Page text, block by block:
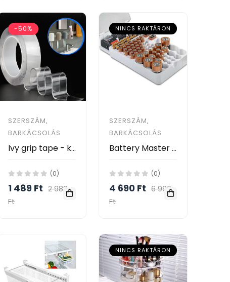
-50%
SZERSZÁM,
BARKÁCSOLÁS
Ivy grip tape - kétoldalas ragasztószalag / rendkívül erős, rugalmas, 3 méteres
(0)
1 489 Ft 2 989
Ft
NINCS RAKTÁRON
SZERSZÁM,
BARKÁCSOLÁS
Battery Master Falra szerelhető elem rendszerező és tároló / teszterrel
(0)
4 690 Ft 6 990
Ft
NINCS RAKTÁRON